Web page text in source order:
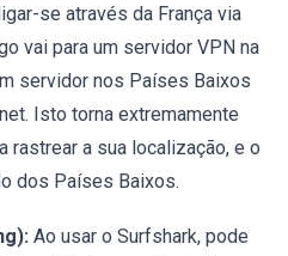
se através da França via
vai para um servidor VPN na
servidor nos Países Baixos
Isto torna extremamente
rastrear a sua localização, e o
dos Países Baixos.
Ao usar o Surfshark, pode